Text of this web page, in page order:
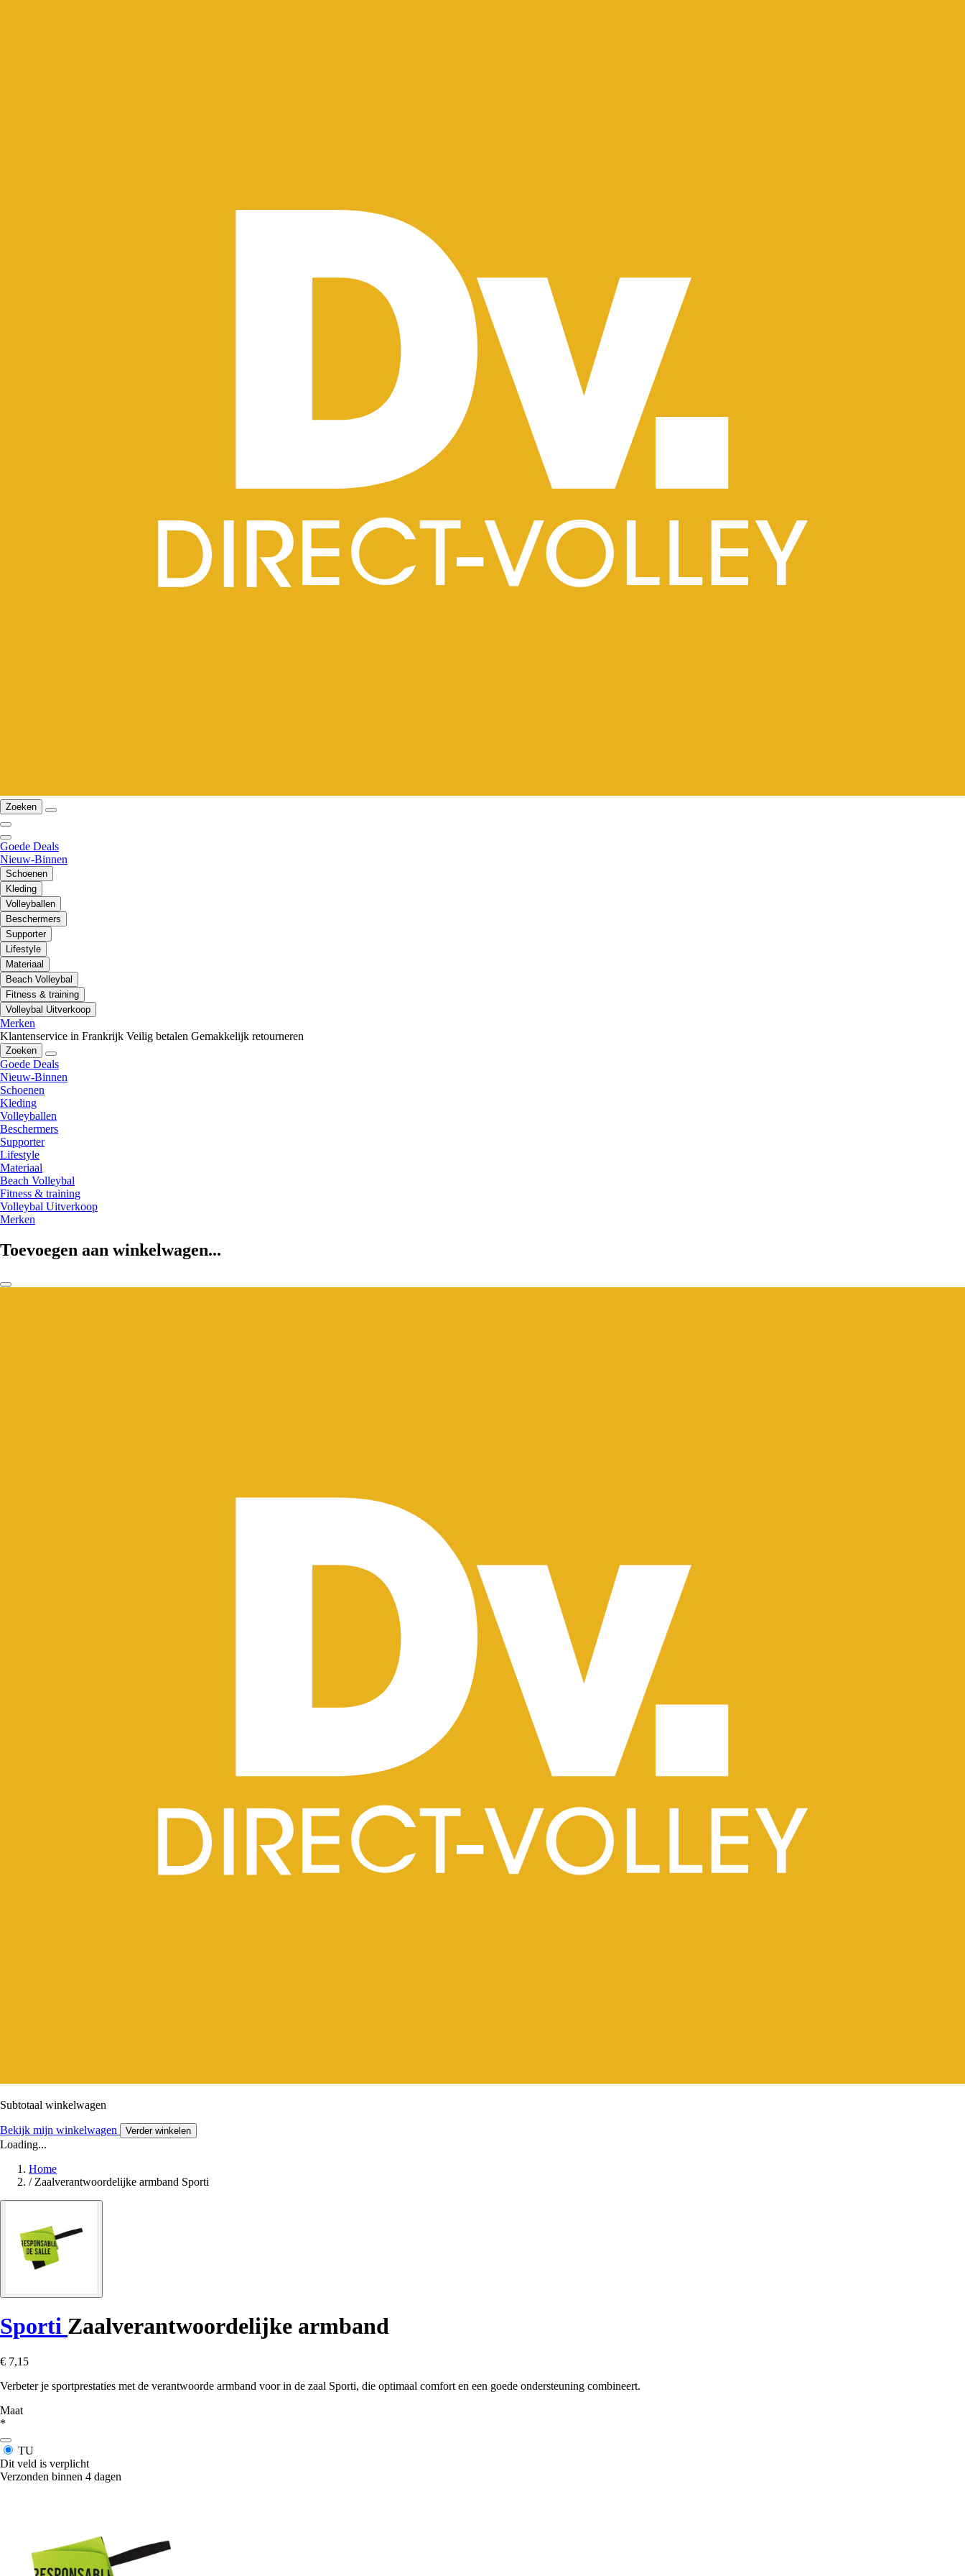
Zoeken
Goede Deals
Nieuw-Binnen
Schoenen
Kleding
Volleyballen
Beschermers
Supporter
Lifestyle
Materiaal
Beach Volleybal
Fitness & training
Volleybal Uitverkoop
Merken
Klantenservice in Frankrijk Veilig betalen Gemakkelijk retourneren
Zoeken
Goede Deals
Nieuw-Binnen
Schoenen
Kleding
Volleyballen
Beschermers
Supporter
Lifestyle
Materiaal
Beach Volleybal
Fitness & training
Volleybal Uitverkoop
Merken
Toevoegen aan winkelwagen...
Subtotaal winkelwagen
Bekijk mijn winkelwagen Verder winkelen
Loading...
Home
/ Zaalverantwoordelijke armband Sporti
Sporti Zaalverantwoordelijke armband
€ 7,15
Verbeter je sportprestaties met de verantwoorde armband voor in de zaal Sporti, die optimaal comfort en een goede ondersteuning combineert.
Maat
*
TU
Dit veld is verplicht
Verzonden binnen 4 dagen